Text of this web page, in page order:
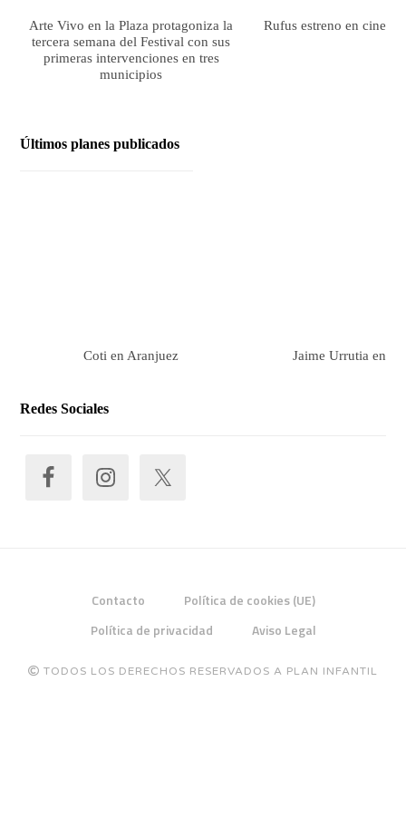
Arte Vivo en la Plaza protagoniza la
tercera semana del Festival con sus
primeras intervenciones en tres
municipios
Rufus estreno en cines
Últimos planes publicados
Coti en Aranjuez Jaime Urrutia en
Redes Sociales
Contacto
Política de cookies (UE)
Política de privacidad
Aviso Legal
TODOS LOS DERECHOS RESERVADOS A PLAN INFANTIL